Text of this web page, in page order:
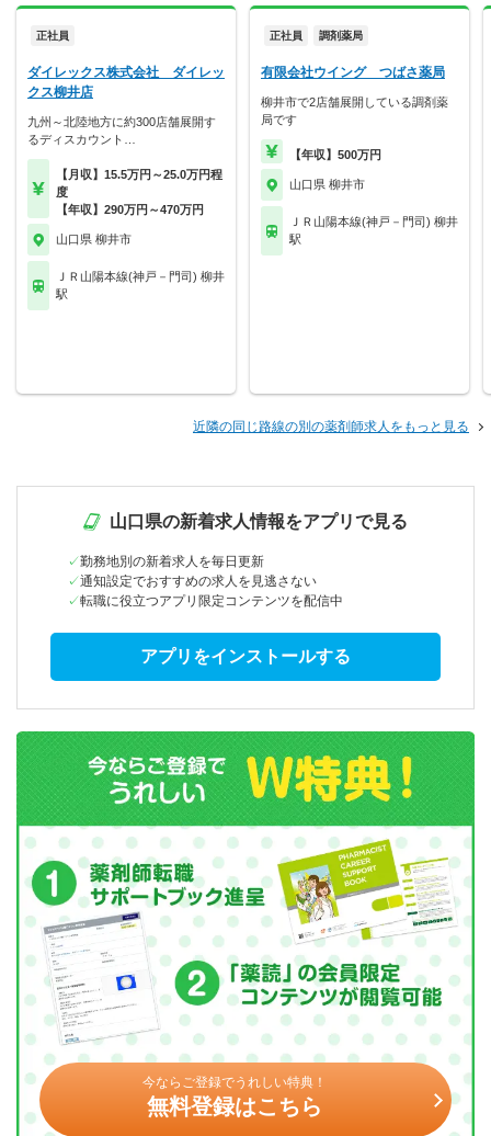
正社員
ダイレックス株式会社 ダイレッ
クス柳井店
九州～北陸地方に約300店舗展開す
るディスカウント…
【月収】15.5万円～25.0万円程
度
【年収】290万円～470万円
山口県 柳井市
ＪＲ山陽本線(神戸－門司) 柳井
駅
正社員 調剤薬局
有限会社ウイング つばさ薬局
柳井市で2店舗展開している調剤薬
局です
【年収】500万円
山口県 柳井市
ＪＲ山陽本線(神戸－門司) 柳井
駅
近隣の同じ路線の別の薬剤師求人をもっと見る
山口県の新着求人情報をアプリで見る
勤務地別の新着求人を毎日更新
通知設定でおすすめの求人を見逃さない
転職に役立つアプリ限定コンテンツを配信中
アプリをインストールする
今ならご登録でうれしい特典！
無料登録はこちら